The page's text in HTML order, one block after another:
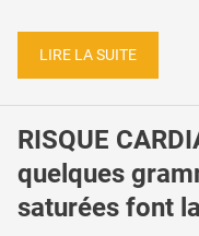
LIRE LA SUITE
RISQUE
quelques
saturées font